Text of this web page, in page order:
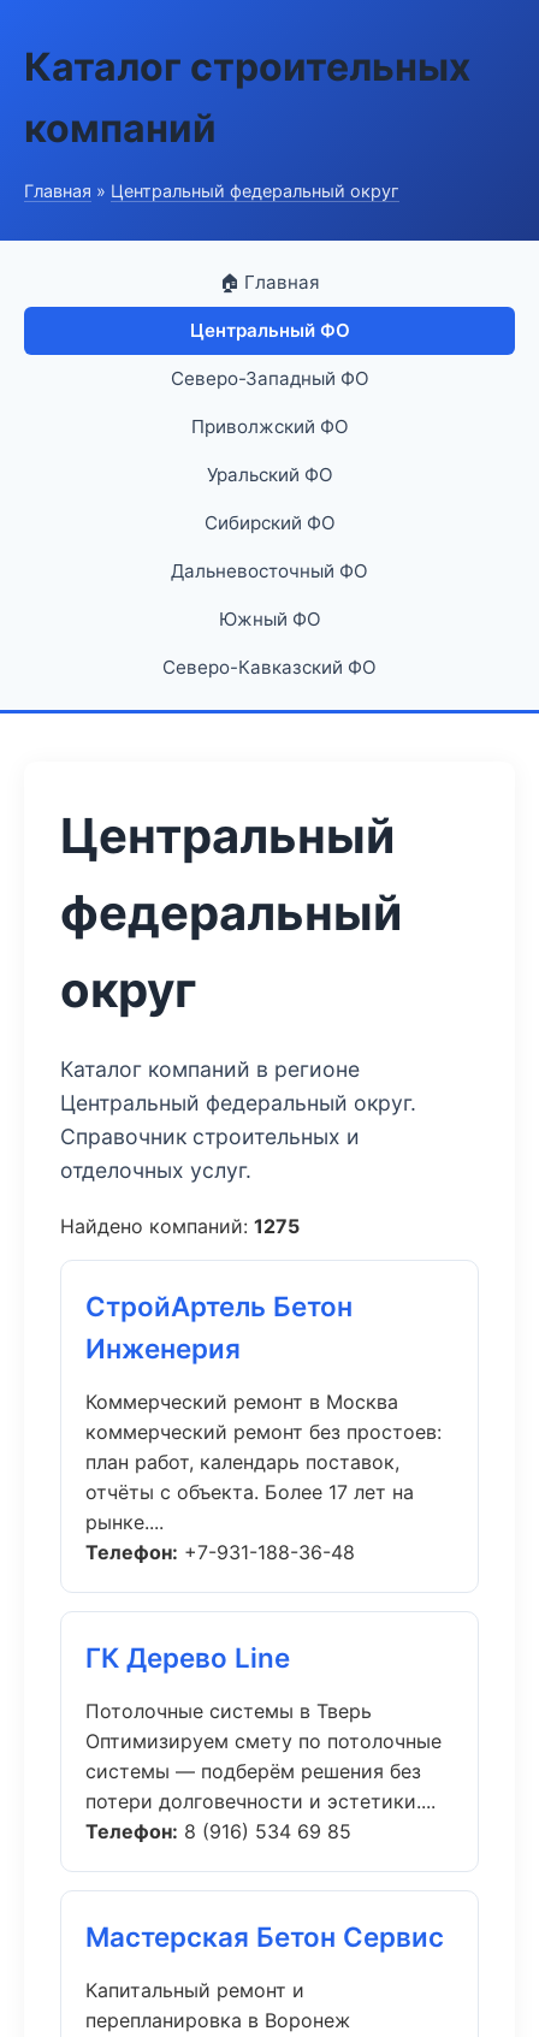
Каталог строительных
компаний
Главная » Центральный федеральный округ
🏠 Главная
Центральный ФО
Северо-Западный ФО
Приволжский ФО
Уральский ФО
Сибирский ФО
Дальневосточный ФО
Южный ФО
Северо-Кавказский ФО
Центральный
федеральный
округ
Каталог компаний в регионе
Центральный федеральный округ.
Справочник строительных и
отделочных услуг.
Найдено компаний: 1275
СтройАртель Бетон
Инженерия
Коммерческий ремонт в Москва
коммерческий ремонт без простоев:
план работ, календарь поставок,
отчёты с объекта. Более 17 лет на
рынке....
Телефон: +7-931-188-36-48
ГК Дерево Line
Потолочные системы в Тверь
Оптимизируем смету по потолочные
системы — подберём решения без
потери долговечности и эстетики....
Телефон: 8 (916) 534 69 85
Мастерская Бетон Сервис
Капитальный ремонт и
перепланировка в Воронеж